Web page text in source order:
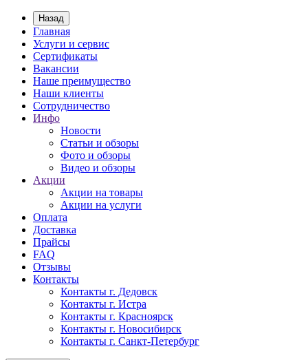
Назад
Главная
Услуги и сервис
Сертификаты
Вакансии
Наше преимущество
Наши клиенты
Сотрудничество
Инфо
Новости
Статьи и обзоры
Фото и обзоры
Видео и обзоры
Акции
Акции на товары
Акции на услуги
Оплата
Доставка
Прайсы
FAQ
Отзывы
Контакты
Контакты г. Дедовск
Контакты г. Истра
Контакты г. Красноярск
Контакты г. Новосибирск
Контакты г. Санкт-Петербург